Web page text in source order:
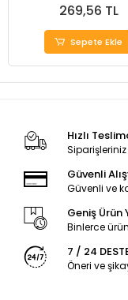
269,56 TL
Sepete Ekle
Hızlı
Siparişleriniz
Güvenli
Güvenli ve
Geniş Ürün
Binlerce
7 / 24
Öneri ve